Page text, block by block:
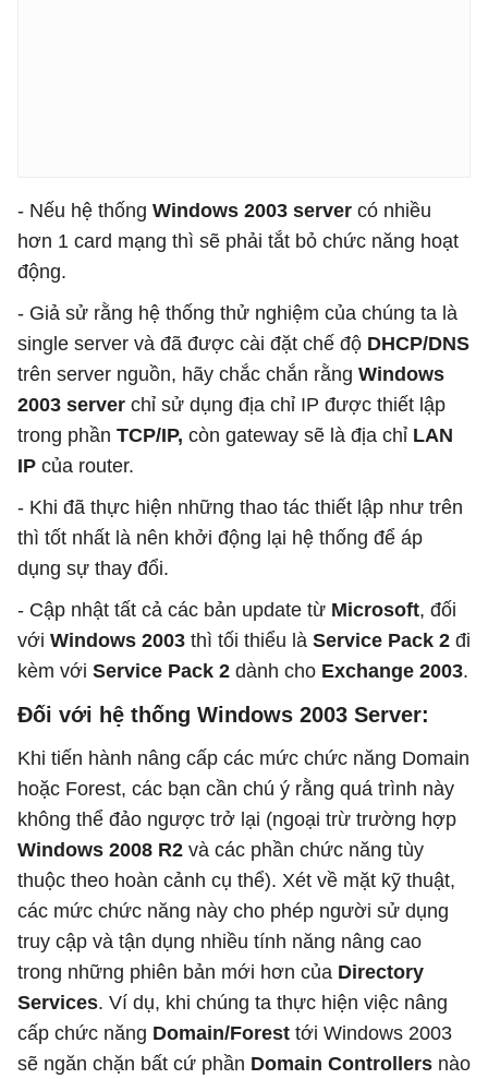
- Nếu hệ thống Windows 2003 server có nhiều
hơn 1 card mạng thì sẽ phải tắt bỏ chức năng hoạt
động.
- Giả sử rằng hệ thống thử nghiệm của chúng ta là
single server và đã được cài đặt chế độ DHCP/DNS
trên server nguồn, hãy chắc chắn rằng Windows
2003 server chỉ sử dụng địa chỉ IP được thiết lập
trong phần TCP/IP, còn gateway sẽ là địa chỉ LAN
IP của router.
- Khi đã thực hiện những thao tác thiết lập như trên
thì tốt nhất là nên khởi động lại hệ thống để áp
dụng sự thay đổi.
- Cập nhật tất cả các bản update từ Microsoft, đối
với Windows 2003 thì tối thiểu là Service Pack 2 đi
kèm với Service Pack 2 dành cho Exchange 2003.
Đối với hệ thống Windows 2003 Server:
Khi tiến hành nâng cấp các mức chức năng Domain
hoặc Forest, các bạn cần chú ý rằng quá trình này
không thể đảo ngược trở lại (ngoại trừ trường hợp
Windows 2008 R2 và các phần chức năng tùy
thuộc theo hoàn cảnh cụ thể). Xét về mặt kỹ thuật,
các mức chức năng này cho phép người sử dụng
truy cập và tận dụng nhiều tính năng nâng cao
trong những phiên bản mới hơn của Directory
Services. Ví dụ, khi chúng ta thực hiện việc nâng
cấp chức năng Domain/Forest tới Windows 2003
sẽ ngăn chặn bất cứ phần Domain Controllers nào